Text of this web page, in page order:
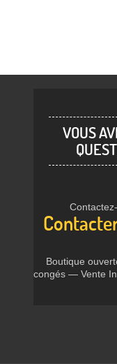
VOUS
Boutique
congés — Vente